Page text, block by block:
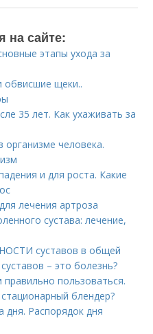
на сайте:
этапы ухода за
обвисшие щеки..
35 лет. Как ухаживать за
человека.
и для роста. Какие
лечения артроза
сустава: лечение,
суставов в общей
– это болезнь?
пользоваться.
блендер?
Распорядок дня